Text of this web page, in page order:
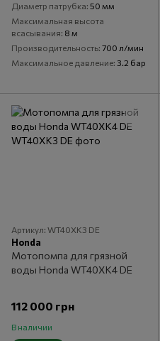
Диаметр патрубка 50 мм
Максимальная высота
всасывания 8 м
Производительность 700 л/мин
Максимальное давление 3.2 бар
Артикул: WT40XK3 DE
Honda
Мотопомпа для грязной
воды Honda WT40XK4 DE
112 000 грн
В наличии